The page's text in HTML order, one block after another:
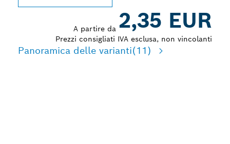
A partire da 2,35 EUR
Prezzi consigliati IVA esclusa, non vincolanti
Panoramica delle varianti(11)